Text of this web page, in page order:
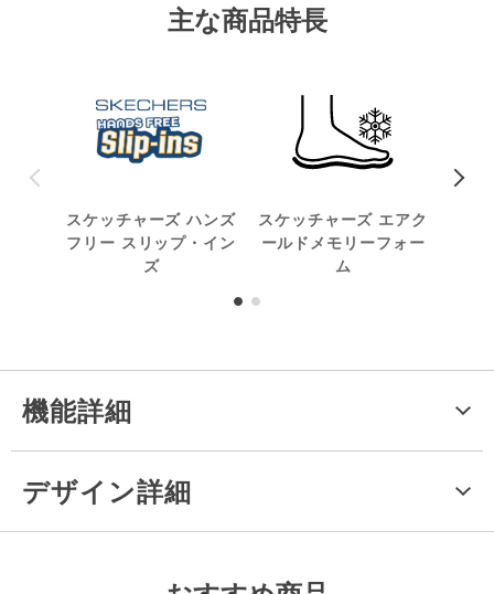
主な商品特長
スケッチャーズ ハンズ
フリー スリップ・イン
ズ
スケッチャーズ エアク
ールドメモリーフォー
ム
機能詳細
デザイン詳細